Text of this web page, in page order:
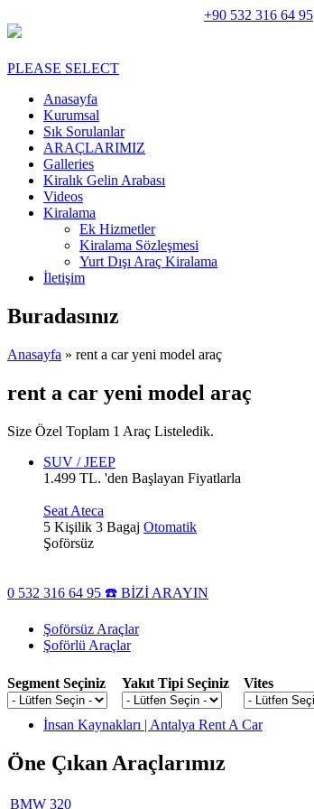
+90 532 316 64 95
PLEASE SELECT
Anasayfa
Kurumsal
Sık Sorulanlar
ARAÇLARIMIZ
Galleries
Kiralık Gelin Arabası
Videos
Kiralama
Ek Hizmetler
Kiralama Sözleşmesi
Yurt Dışı Araç Kiralama
İletişim
Buradasınız
Anasayfa » rent a car yeni model araç
rent a car yeni model araç
Size Özel Toplam 1 Araç Listeledik.
SUV / JEEP
1.499 TL. 'den Başlayan Fiyatlarla
Seat Ateca
5 Kişilik 3 Bagaj Otomatik
Şoförsüz
0 532 316 64 95 ☎️ BİZİ ARAYIN
Şoförsüz Araçlar
Şoförlü Araçlar
Segment Seçiniz Yakıt Tipi Seçiniz Vites
İnsan Kaynakları | Antalya Rent A Car
Öne Çıkan Araçlarımız
BMW 320